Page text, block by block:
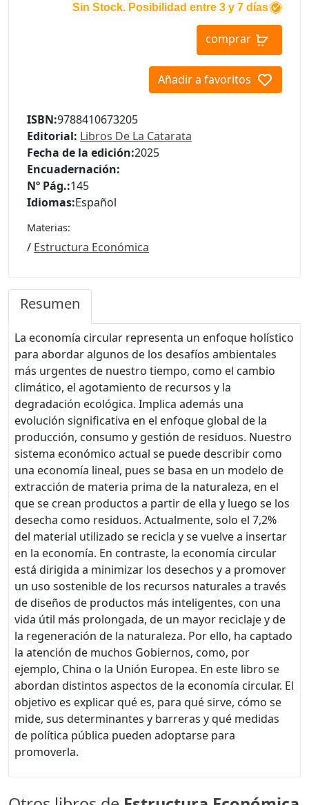
Sin Stock. Posibilidad entre 3 y 7 días
comprar
Añadir a favoritos
ISBN:9788410673205
Editorial: Libros De La Catarata
Fecha de la edición:2025
Encuadernación:
Nº Pág.:145
Idiomas:Español
Materias:
/ Estructura Económica
Resumen
La economía circular representa un enfoque holístico
para abordar algunos de los desafíos ambientales
más urgentes de nuestro tiempo, como el cambio
climático, el agotamiento de recursos y la
degradación ecológica. Implica además una
evolución significativa en el enfoque global de la
producción, consumo y gestión de residuos. Nuestro
sistema económico actual se puede describir como
una economía lineal, pues se basa en un modelo de
extracción de materia prima de la naturaleza, en el
que se crean productos a partir de ella y luego se los
desecha como residuos. Actualmente, solo el 7,2%
del material utilizado se recicla y se vuelve a insertar
en la economía. En contraste, la economía circular
está dirigida a minimizar los desechos y a promover
un uso sostenible de los recursos naturales a través
de diseños de productos más inteligentes, con una
vida útil más prolongada, de un mayor reciclaje y de
la regeneración de la naturaleza. Por ello, ha captado
la atención de muchos Gobiernos, como, por
ejemplo, China o la Unión Europea. En este libro se
abordan distintos aspectos de la economía circular. El
objetivo es explicar qué es, para qué sirve, cómo se
mide, sus determinantes y barreras y qué medidas
de política pública pueden adoptarse para
promoverla.